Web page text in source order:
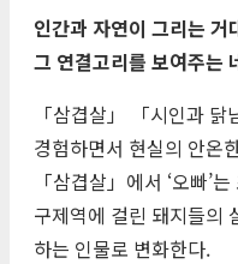
인간과 자연이 그리는
그 연결고리를 보여주는
「삼겹살」 「시인과
경험하면서 현실의 안온
「삼겹살」에서 ‘오빠’
구제역에 걸린 돼지들의
하는 인물로 변화한다.